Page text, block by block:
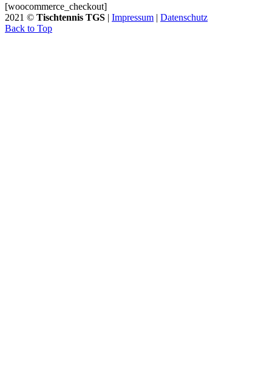
[woocommerce_checkout]
2021 © Tischtennis TGS | Impressum | Datenschutz
Back to Top